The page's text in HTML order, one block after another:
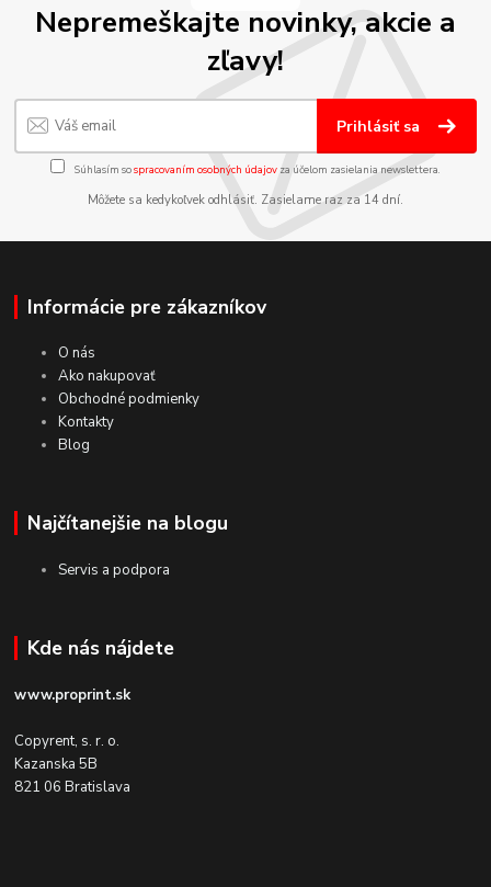
Nepremeškajte novinky, akcie a
zľavy!
Prihlásiť sa
Súhlasím sospracovaním osobných údajov za účelom zasielania newslettera.
Môžete sa kedykoľvek odhlásiť. Zasielame raz za 14 dní.
Informácie pre zákazníkov
O nás
Ako nakupovať
Obchodné podmienky
Kontakty
Blog
Najčítanejšie na blogu
Servis a podpora
Kde nás nájdete
www.proprint.sk
Copyrent, s. r. o.
Kazanska 5B
821 06 Bratislava